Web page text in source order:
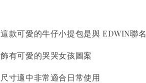
這款可愛的牛仔小提包是與 EDWIN聯名
飾有可愛的哭哭女孩圖案
尺寸適中非常適合日常使用